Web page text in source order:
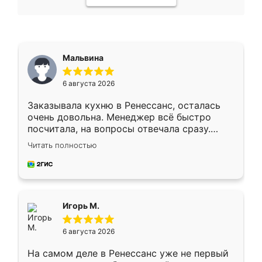
Мальвина
6 августа 2026
Заказывала кухню в Ренессанс, осталась
очень довольна. Менеджер всё быстро
посчитала, на вопросы отвечала сразу.
Замерщик приехал в субботу, подошёл к
делу со всей ответственностью. Собрали
за день, ребята работали аккуратно, даже
Читать полностью
Игорь М.
6 августа 2026
На самом деле в Ренессанс уже не первый